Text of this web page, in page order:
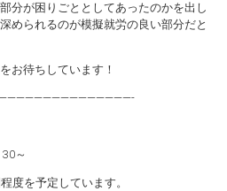
分が困りごととしてあったのかを出し
められるのが模擬就労の良い部分だと
お待ちしています！
～
度を予定しています。